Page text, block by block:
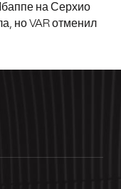
на Серхио
но VAR отменил